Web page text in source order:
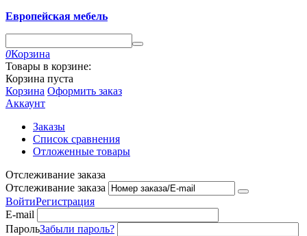
Европейская мебель
0Корзина
Товары в корзине:
Корзина пуста
Корзина Оформить заказ
Аккаунт
Заказы
Список сравнения
Отложенные товары
Отслеживание заказа
Отслеживание заказа
ВойтиРегистрация
E-mail
ПарольЗабыли пароль?